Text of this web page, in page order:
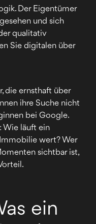
Der Eigentümer
und sich
qualitativ
Sie digitalen über
die ernsthaft über
ihre Suche nicht
bei Google.
Wie läuft ein
wert? Wer
sichtbar ist,
ein